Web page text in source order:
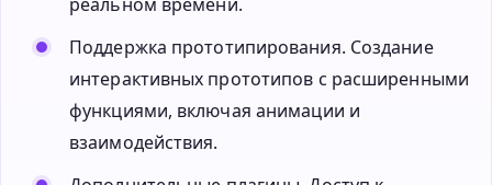
Поддержка прототипирования. Создание
интерактивных прототипов с расширенными
функциями, включая анимации и
взаимодействия.